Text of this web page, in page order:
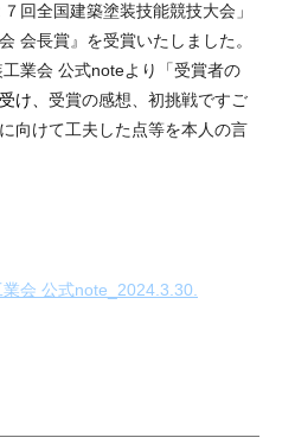
回全国建築塗装技能競技大会」
会長賞』を受賞いたしました。
業会 公式noteより「受賞者の
け、 受賞の感想、初挑戦ですご
向けて工夫した点等を本人の言
会 公式note_2024.3.30.